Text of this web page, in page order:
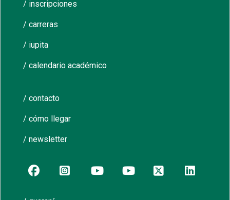
/ inscripciones
/ carreras
/ iupita
/ calendario académico
/ contacto
/ cómo llegar
/ newsletter